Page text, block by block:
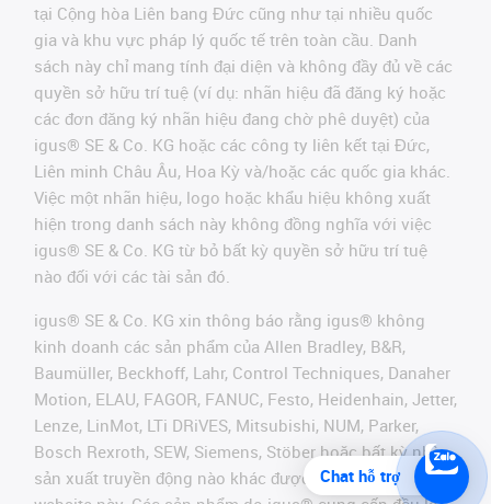
tại Cộng hòa Liên bang Đức cũng như tại nhiều quốc
gia và khu vực pháp lý quốc tế trên toàn cầu. Danh
sách này chỉ mang tính đại diện và không đầy đủ về các
quyền sở hữu trí tuệ (ví dụ: nhãn hiệu đã đăng ký hoặc
các đơn đăng ký nhãn hiệu đang chờ phê duyệt) của
igus® SE & Co. KG hoặc các công ty liên kết tại Đức,
Liên minh Châu Âu, Hoa Kỳ và/hoặc các quốc gia khác.
Việc một nhãn hiệu, logo hoặc khẩu hiệu không xuất
hiện trong danh sách này không đồng nghĩa với việc
igus® SE & Co. KG từ bỏ bất kỳ quyền sở hữu trí tuệ
nào đối với các tài sản đó.
igus® SE & Co. KG xin thông báo rằng igus® không
kinh doanh các sản phẩm của Allen Bradley, B&R,
Baumüller, Beckhoff, Lahr, Control Techniques, Danaher
Motion, ELAU, FAGOR, FANUC, Festo, Heidenhain, Jetter,
Lenze, LinMot, LTi DRiVES, Mitsubishi, NUM, Parker,
Bosch Rexroth, SEW, Siemens, Stöber hoặc bất kỳ nhà
sản xuất truyền động nào khác được đề cập trên
Chat hỗ trợ